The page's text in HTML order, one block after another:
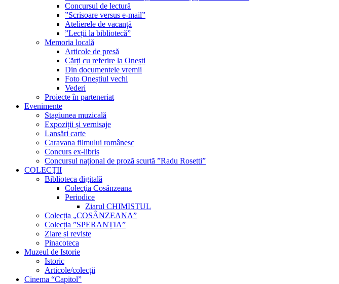
Concursul de lectură
”Scrisoare versus e-mail”
Atelierele de vacanță
”Lecții la bibliotecă”
Memoria locală
Articole de presă
Cărți cu referire la Onești
Din documentele vremii
Foto Oneștiul vechi
Vederi
Proiecte în parteneriat
Evenimente
Stagiunea muzicală
Expoziții și vernisaje
Lansări carte
Caravana filmului românesc
Concurs ex-libris
Concursul național de proză scurtă ”Radu Rosetti”
COLECŢII
Biblioteca digitală
Colecţia Cosânzeana
Periodice
Ziarul CHIMISTUL
Colecția „COSÂNZEANA”
Colecția ”SPERANȚIA”
Ziare și reviste
Pinacoteca
Muzeul de Istorie
Istoric
Articole/colecții
Cinema “Capitol”